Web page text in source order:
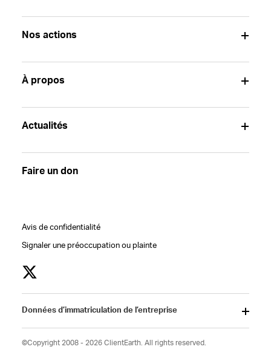
Nos actions
À propos
Actualités
Faire un don
Avis de confidentialité
Signaler une préoccupation ou plainte
Données d’immatriculation de l’entreprise
©Copyright 2008 - 2026 ClientEarth. All rights reserved.